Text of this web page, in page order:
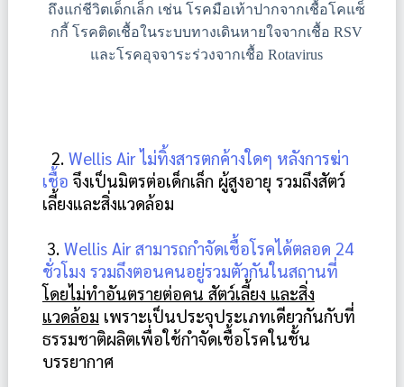
ถึงแก่ชีวิตเด็กเล็ก เช่น โรคมือเท้าปากจากเชื้อโคแซ็
กกี้ โรคติดเชื้อในระบบทางเดินหายใจจากเชื้อ RSV
และโรคอุจจาระร่วงจากเชื้อ Rotavirus
2. Wellis Air ไม่ทิ้งสารตกค้างใดๆ หลังการฆ่า
เชื้อ จึงเป็นมิตรต่อเด็กเล็ก ผู้สูงอายุ รวมถึงสัตว์
เลี้ยงและสิ่งแวดล้อม
3. Wellis Air สามารถกำจัดเชื้อโรคได้ตลอด 24
ชั่วโมง รวมถึงตอนคนอยู่รวมตัวกันในสถานที่
โดยไม่ทำอันตรายต่อคน สัตว์เลี้ยง และสิ่ง
แวดล้อม เพราะเป็นประจุประเภทเดียวกันกับที่
ธรรมชาติผลิตเพื่อใช้กำจัดเชื้อโรคในชั้น
บรรยากาศ